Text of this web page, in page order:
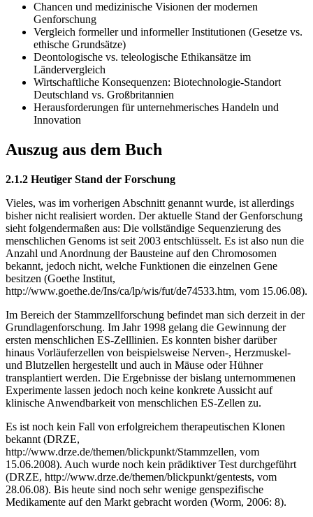
Chancen und medizinische Visionen der modernen
Genforschung
Vergleich formeller und informeller Institutionen (Gesetze vs.
ethische Grundsätze)
Deontologische vs. teleologische Ethikansätze im
Ländervergleich
Wirtschaftliche Konsequenzen: Biotechnologie-Standort
Deutschland vs. Großbritannien
Herausforderungen für unternehmerisches Handeln und
Innovation
Auszug aus dem Buch
2.1.2 Heutiger Stand der Forschung
Vieles, was im vorherigen Abschnitt genannt wurde, ist allerdings
bisher nicht realisiert worden. Der aktuelle Stand der Genforschung
sieht folgendermaßen aus: Die vollständige Sequenzierung des
menschlichen Genoms ist seit 2003 entschlüsselt. Es ist also nun die
Anzahl und Anordnung der Bausteine auf den Chromosomen
bekannt, jedoch nicht, welche Funktionen die einzelnen Gene
besitzen (Goethe Institut,
http://www.goethe.de/Ins/ca/lp/wis/fut/de74533.htm, vom 15.06.08).
Im Bereich der Stammzellforschung befindet man sich derzeit in der
Grundlagenforschung. Im Jahr 1998 gelang die Gewinnung der
ersten menschlichen ES-Zelllinien. Es konnten bisher darüber
hinaus Vorläuferzellen von beispielsweise Nerven-, Herzmuskel-
und Blutzellen hergestellt und auch in Mäuse oder Hühner
transplantiert werden. Die Ergebnisse der bislang unternommenen
Experimente lassen jedoch noch keine konkrete Aussicht auf
klinische Anwendbarkeit von menschlichen ES-Zellen zu.
Es ist noch kein Fall von erfolgreichem therapeutischen Klonen
bekannt (DRZE,
http://www.drze.de/themen/blickpunkt/Stammzellen, vom
15.06.2008). Auch wurde noch kein prädiktiver Test durchgeführt
(DRZE, http://www.drze.de/themen/blickpunkt/gentests, vom
28.06.08). Bis heute sind noch sehr wenige genspezifische
Medikamente auf den Markt gebracht worden (Worm, 2006: 8).